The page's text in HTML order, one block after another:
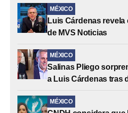
MÉXICO
Luis Cárdenas
de MVS Noticias
MÉXICO
Salinas Pliego
a Luis Cárdenas tras
MÉXICO